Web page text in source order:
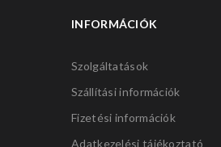
INFORMÁCIÓK
Szolgáltatások
Szállítási információk
Fizetési információk
Adatkezelési tájékoztató